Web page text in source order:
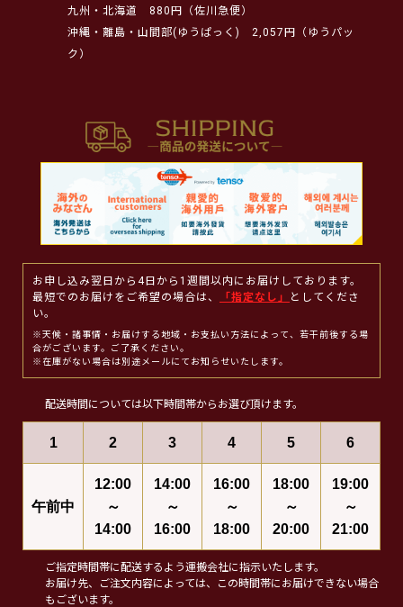
九州・北海道
880円（佐川急便）
沖縄・離島・山間部(ゆうぱっく)
2,057円（ゆうパッ
ク）
お申し込み翌日から4日から1週間以内にお届けしております。
最短でのお届けをご希望の場合は、
「指定なし」
としてくださ
い。
※天候・諸事情・お届けする地域・お支払い方法によって、若干前後する場
合がございます。ご了承ください。
※在庫がない場合は別途メールにてお知らせいたします。
配送時間については以下時間帯からお選び頂けます。
1 2 3 4 5 6
午前中
12:00
～
14:00
14:00
～
16:00
16:00
～
18:00
18:00
～
20:00
19:00
～
21:00
ご指定時間帯に配送するよう運搬会社に指示いたします。
お届け先、ご注文内容によっては、この時間帯にお届けできない場合
もございます。